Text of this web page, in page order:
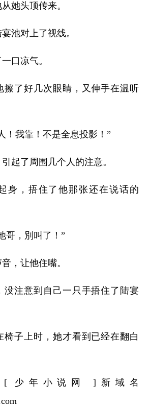
她头顶传来。
池对上了视线。
口凉气。
擦了好几次眼睛，又伸手在温听
！我靠！不是全息投影！”
起了周围几个人的注意。
身，捂住了他那张还在说话的
哥，別叫了！”
，让他住嘴。
没注意到自己一只手捂住了陆宴
椅子上时，她才看到已经在翻白
[ 少年小说网 ]新域名